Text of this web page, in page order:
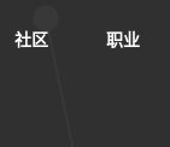
社区 职业